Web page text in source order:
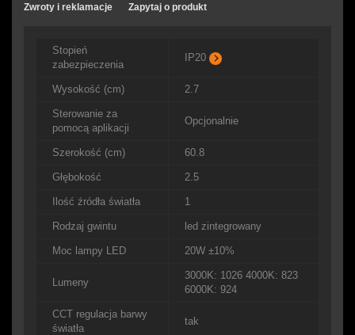
Zwroty i reklamacje Zapytaj o produkt
Stopień
zabezpieczenia
IP20
Wysokość (cm) 2.7
Sterowanie za
pomocą aplikacji
Opcjonalnie
Szerokość (cm) 60.8
Głębokość 2.5
Ilość źródła światła 1
Rodzaj gwintu led zintegrowany
Moc lampy LED 20W ±10%
Lumeny
3000K: 1026 4000K: 823
6000K: 924
CCT regulacja barwy
światła
tak